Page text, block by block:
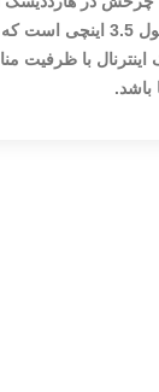
دقیقه است. سایز هد
باشد.